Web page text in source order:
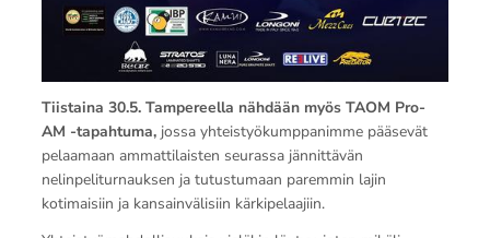
Tiistaina 30.5. Tampereella nähdään myös TAOM Pro-
AM -tapahtuma, jossa yhteistyökumppanimme pääsevät
pelaamaan ammattilaisten seurassa jännittävän
nelinpeliturnauksen ja tutustumaan paremmin lajin
kotimaisiin ja kansainvälisiin kärkipelaajiin.